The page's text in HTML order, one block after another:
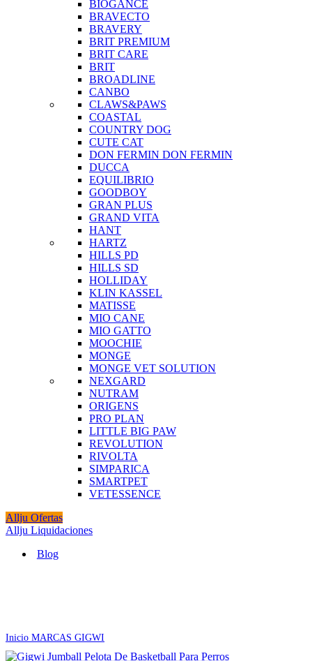
BIOGANCE
BRAVECTO
BRAVERY
BRIT PREMIUM
BRIT CARE
BRIT
BROADLINE
CANBO
CLAWS&PAWS
COASTAL
COUNTRY DOG
CUTE CAT
DON FERMIN DON FERMIN
DUCCA
EQUILIBRIO
GOODBOY
GRAN PLUS
GRAND VITA
HANT
HARTZ
HILLS PD
HILLS SD
HOLLIDAY
KLIN KASSEL
MATISSE
MIO CANE
MIO GATTO
MOOCHIE
MONGE
MONGE VET SOLUTION
NEXGARD
NUTRAM
ORIGENS
PRO PLAN
LITTLE BIG PAW
REVOLUTION
RIVOLTA
SIMPARICA
SMARTPET
VETESSENCE
Allju Ofertas
Allju Liquidaciones
Blog
Inicio MARCAS GIGWI